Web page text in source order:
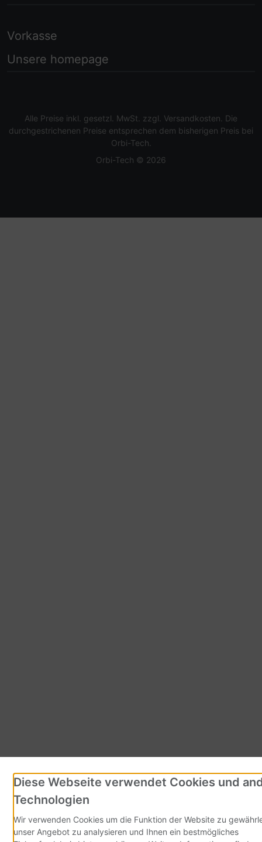
Vorkasse
Unsere homepage
Alle Preise inkl. gesetzl. MwSt. zzgl. Versandkosten . Die
durchgestrichenen Preise entsprechen dem bisherigen Preis bei
Orbi-Tech.
Orbi-Tech © 2026
Diese Webseite verwendet Cookies und
Technologien
Wir verwenden Cookies um die Funktion der Website zu
unser Angebot zu analysieren und Ihnen ein bestmögliches